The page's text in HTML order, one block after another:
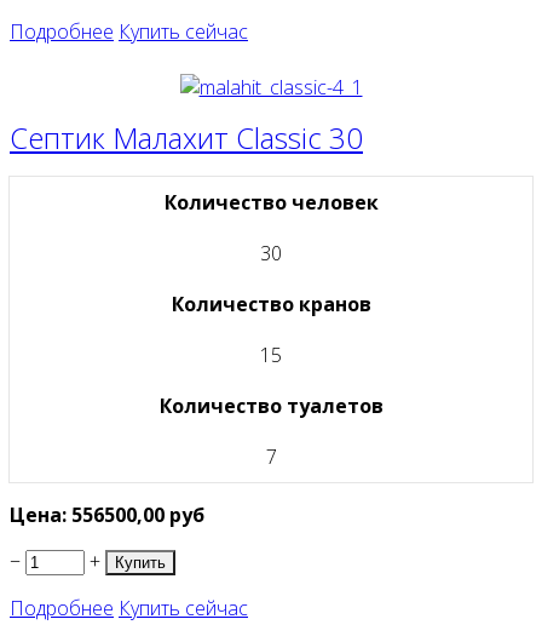
Подробнее Купить сейчас
Септик Малахит Classic 30
Количество человек
30
Количество кранов
15
Количество туалетов
7
Цена: 556500,00 руб
−
+
Подробнее Купить сейчас